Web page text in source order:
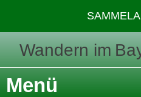
Wandern im
Menü